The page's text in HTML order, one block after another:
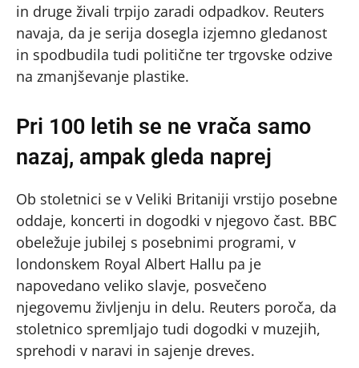
in druge živali trpijo zaradi odpadkov. Reuters
navaja, da je serija dosegla izjemno gledanost
in spodbudila tudi politične ter trgovske odzive
na zmanjševanje plastike.
Pri 100 letih se ne vrača samo
nazaj, ampak gleda naprej
Ob stoletnici se v Veliki Britaniji vrstijo posebne
oddaje, koncerti in dogodki v njegovo čast. BBC
obeležuje jubilej s posebnimi programi, v
londonskem Royal Albert Hallu pa je
napovedano veliko slavje, posvečeno
njegovemu življenju in delu. Reuters poroča, da
stoletnico spremljajo tudi dogodki v muzejih,
sprehodi v naravi in sajenje dreves.